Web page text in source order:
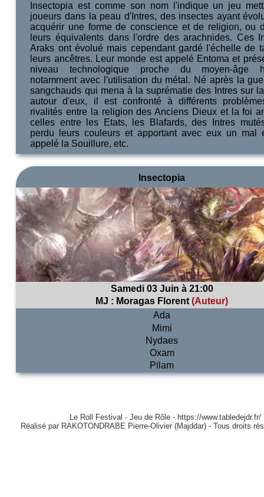
Insectopia est comme son nom l'indique un jeu
joueurs dans la peau d'Intres, des insectes ayant
acquérir une forme de conscience et de religion, ou
leurs équivalents dans l'ordre des arachnides. Ces
Araks ont évolué mais cependant gardé l'échelle de
leurs ancêtres. Leur monde est appelé Entoma et
niveau technologique proche du moyen-âge
notamment avec l'utilisation du métal. Né après la
sangchauds qui mena à la suprématie des Intres sur
autour d'eux, il est confronté à différents
rivalités entre la religion des Anciens Dieux et la foi
celles entre les Etats, les Blafards, des Intres
perdu leurs couleurs et apportant avec eux un mal
appelé la Souillure, etc.
Insectopia
Samedi 03 Juin à 21:00
MJ : Moragas Florent (Auteur)
Ada
Mimi
Nydaes
Oxam
Pilam
Le Roll Festival - Jeu de Rôle - https://www.tabledejdr.fr/
Réalisé par RAKOTONDRABE Pierre-Olivier (Majddar) - Tous droits